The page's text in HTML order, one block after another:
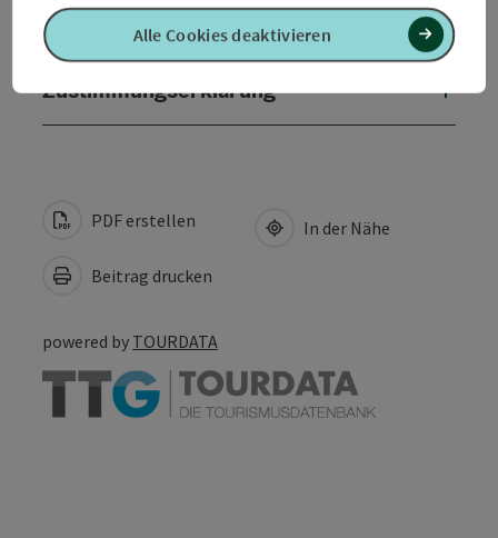
Kontakt
Zustimmungserklärung
PDF erstellen
Beitrag drucken
In der Nähe
powered by TOURDATA
Alle Cookies deaktivieren